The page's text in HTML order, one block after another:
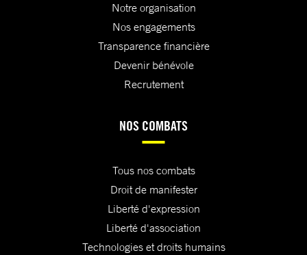
Notre organisation
Nos engagements
Transparence financière
Devenir bénévole
Recrutement
NOS COMBATS
Tous nos combats
Droit de manifester
Liberté d'expression
Liberté d'association
Technologies et droits humains